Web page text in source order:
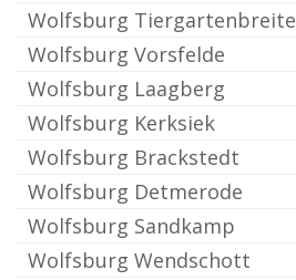
Wolfsburg Tiergartenbreite
Wolfsburg Vorsfelde
Wolfsburg Laagberg
Wolfsburg Kerksiek
Wolfsburg Brackstedt
Wolfsburg Detmerode
Wolfsburg Sandkamp
Wolfsburg Wendschott